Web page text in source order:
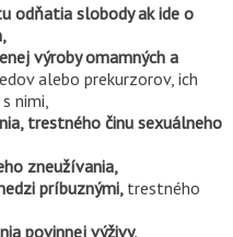
odňatia slobody ak ide o
výroby omamných a
alebo prekurzorov, ich
nimi,
trestného činu sexuálneho
zneužívania,
príbuznými,trestného
povinnej výživy,